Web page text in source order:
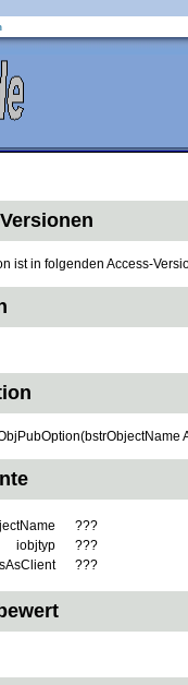
ist in folgenden Access-
???
iobjtyp
???
???